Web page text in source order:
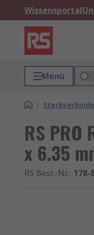
Wissensportal
Menü
/
RS
x 6.35
RS Best.-Nr.: 178-